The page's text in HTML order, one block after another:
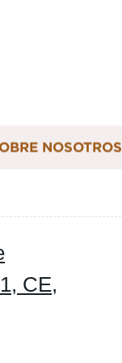
NOSOTROS
CE,